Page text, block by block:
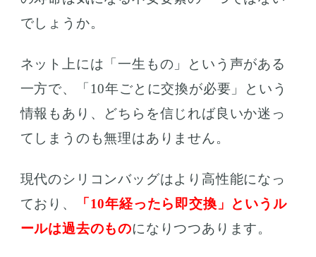
でしょうか。
ネット上には「一生もの」という声がある
一方で、「10年ごとに交換が必要」という
情報もあり、どちらを信じれば良いか迷っ
てしまうのも無理はありません。
現代のシリコンバッグはより高性能になっ
ており、
「10年経ったら即交換」というル
ールは過去のものになりつつあります。